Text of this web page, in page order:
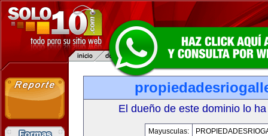
El dueño de este dominio lo
Mayusculas: